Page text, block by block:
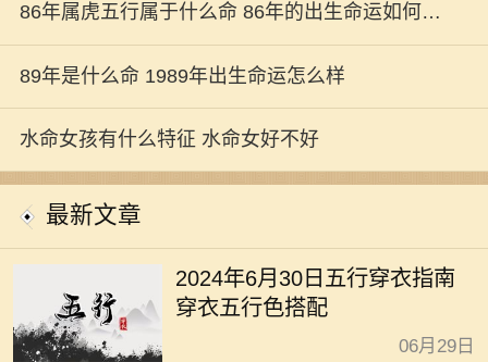
86年属虎五行属于什么命 86年的出生命运如何解
析
89年是什么命 1989年出生命运怎么样
水命女孩有什么特征 水命女好不好
最新文章
2024年6月30日五行穿衣指南
穿衣五行色搭配
06月29日